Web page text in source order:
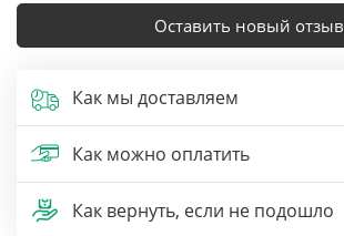
Оставить новый отзыв
Как мы доставляем
Как можно оплатить
Как вернуть, если не подошло